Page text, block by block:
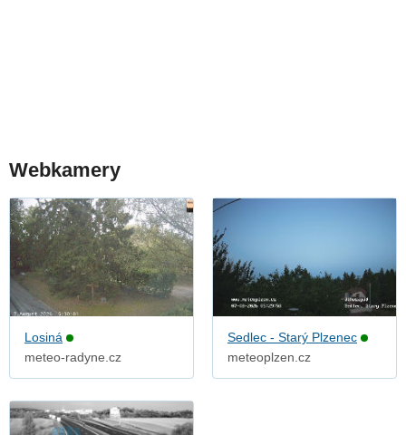
Webkamery
Losiná
meteo-radyne.cz
Sedlec - Starý Plzenec
meteoplzen.cz